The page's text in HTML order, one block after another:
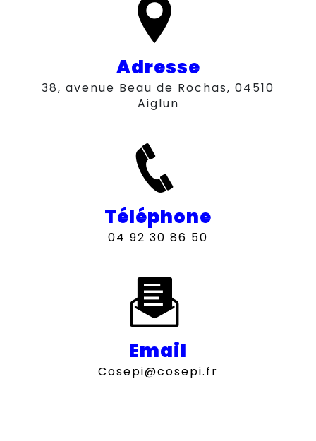
Adresse
38, avenue Beau de Rochas, 04510
Aiglun
Téléphone
04 92 30 86 50
Email
cosepi@cosepi.fr